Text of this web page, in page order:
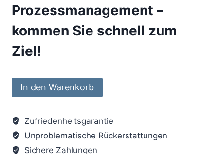
Prozessmanagement –
kommen Sie schnell zum
Ziel!
Referenzprozesse:
Brain365
"Best
Practice
ERP"
In den Warenkorb
Zufriedenheitsgarantie
Unproblematische Rückerstattungen
Sichere Zahlungen